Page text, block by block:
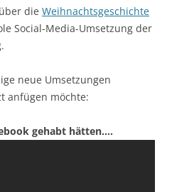
die Weihnachtsgeschichte
Social-Media-Umsetzung der
neue Umsetzungen
anfügen möchte:
gehabt hätten….